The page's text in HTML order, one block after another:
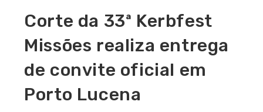
Corte da 33ª Kerbfest
Missões realiza entrega
de convite oficial em
Porto Lucena